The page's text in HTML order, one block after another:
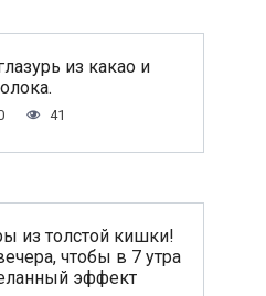
из какао и
41
из толстой кишки!
чтобы в 7 утра
эффект